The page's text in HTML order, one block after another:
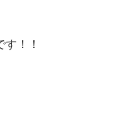
！！